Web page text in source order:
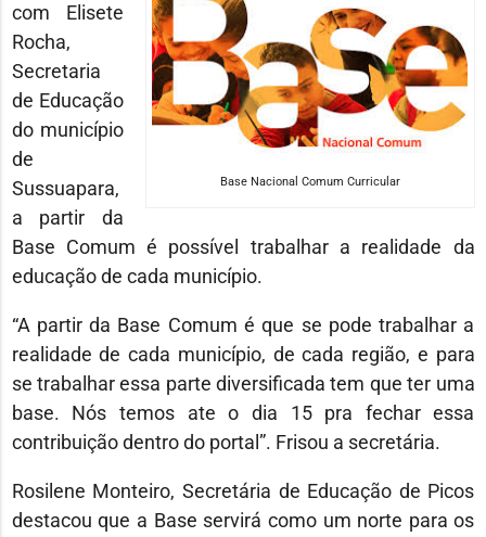
Base Nacional Comum Curricular
com Elisete
Rocha,
Secretaria
de Educação
do município
de
Sussuapara,
a partir da
Base Comum é possível trabalhar a realidade da
educação de cada município.
“A partir da Base Comum é que se pode trabalhar a
realidade de cada município, de cada região, e para
se trabalhar essa parte diversificada tem que ter uma
base. Nós temos ate o dia 15 pra fechar essa
contribuição dentro do portal”. Frisou a secretária.
Rosilene Monteiro, Secretária de Educação de Picos
destacou que a Base servirá como um norte para os